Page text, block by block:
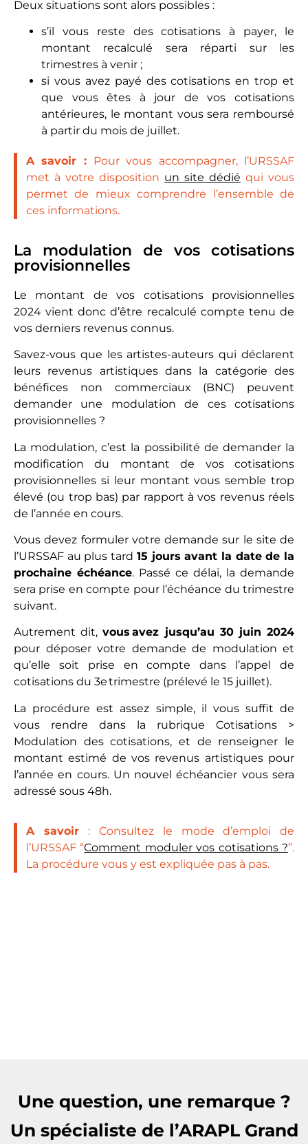
Deux situations sont alors possibles :
s’il vous reste des cotisations à payer, le
montant recalculé sera réparti sur les
trimestres à venir ;
si vous avez payé des cotisations en trop et
que vous êtes à jour de vos cotisations
antérieures, le montant vous sera remboursé
à partir du mois de juillet.
A savoir : Pour vous accompagner, l’URSSAF
met à votre disposition un site dédié qui vous
permet de mieux comprendre l’ensemble de
ces informations.
La modulation de vos cotisations
provisionnelles
Le montant de vos cotisations provisionnelles
2024 vient donc d’être recalculé compte tenu de
vos derniers revenus connus.
Savez-vous que les artistes-auteurs qui déclarent
leurs revenus artistiques dans la catégorie des
bénéfices non commerciaux (BNC) peuvent
demander une modulation de ces cotisations
provisionnelles ?
La modulation, c’est la possibilité de demander la
modification du montant de vos cotisations
provisionnelles si leur montant vous semble trop
élevé (ou trop bas) par rapport à vos revenus réels
de l’année en cours.
Vous devez formuler votre demande sur le site de
l’URSSAF au plus tard 15 jours avant la date de la
prochaine échéance. Passé ce délai, la demande
sera prise en compte pour l’échéance du trimestre
suivant.
Autrement dit,vous avez jusqu’au 30 juin 2024
pour déposer votre demande de modulation et
qu’elle soit prise en compte dans l’appel de
cotisations du 3e trimestre (prélevé le 15 juillet).
La procédure est assez simple, il vous suffit de
vous rendre dans la rubrique Cotisations >
Modulation des cotisations, et de renseigner le
montant estimé de vos revenus artistiques pour
l’année en cours. Un nouvel échéancier vous sera
adressé sous 48h.
A savoir : Consultez le mode d’emploi de
l’URSSAF “Comment moduler vos cotisations ?”.
La procédure vous y est expliquée pas à pas.
Une question, une remarque ?
Un spécialiste de l’ARAPL Grand